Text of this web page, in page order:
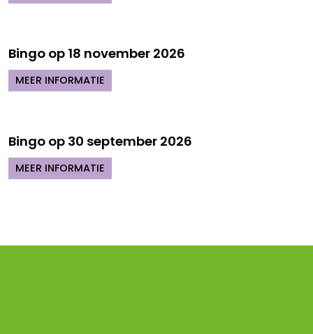
Bingo op 18 november 2026
MEER INFORMATIE
Bingo op 30 september 2026
MEER INFORMATIE